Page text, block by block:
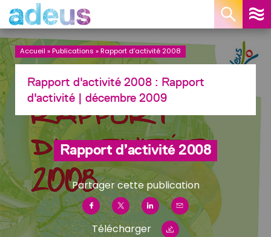
Accueil »Publications »Rapport d’activité 2008
Rapport d'activité 2008 : Rapport
d'activité | décembre 2009
Rapport d’activité 2008
Partager cette publication
Télécharger
Panneau de gestion des cookies